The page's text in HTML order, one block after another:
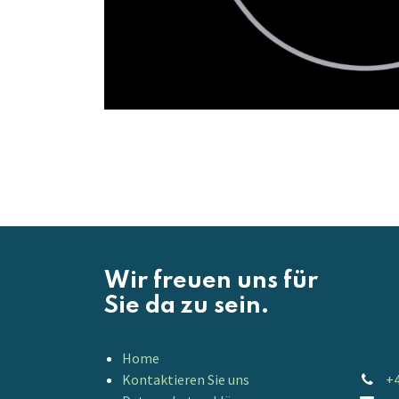
Wir freuen uns für
Sie da zu sein.
Home
Kontaktieren Sie uns